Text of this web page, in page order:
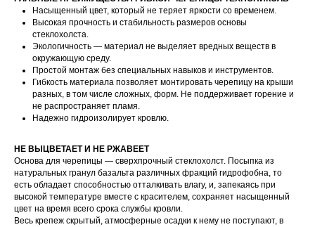
Насыщенный цвет, который не теряет яркости со временем.
Высокая прочность и стабильность размеров основы
стеклохолста.
Экологичность — материал не выделяет вредных веществ в
окружающую среду.
Простой монтаж без специальных навыков и инструментов.
Гибкость материала позволяет монтировать черепицу на крыши
разных, в том числе сложных, форм. Не поддерживает горение и
не распространяет пламя.
Надежно гидроизолирует кровлю.
НЕ ВЫЦВЕТАЕТ И НЕ РЖАВЕЕТ
Основа для черепицы — сверхпрочный стеклохолст. Посыпка из
натуральных гранул базальта различных фракций гидрофобна, то
есть обладает способностью отталкивать влагу, и, запекаясь при
высокой температуре вместе с красителем, сохраняет насыщенный
цвет на время всего срока службы кровли.
Весь крепеж скрытый, атмосферные осадки к нему не поступают, в